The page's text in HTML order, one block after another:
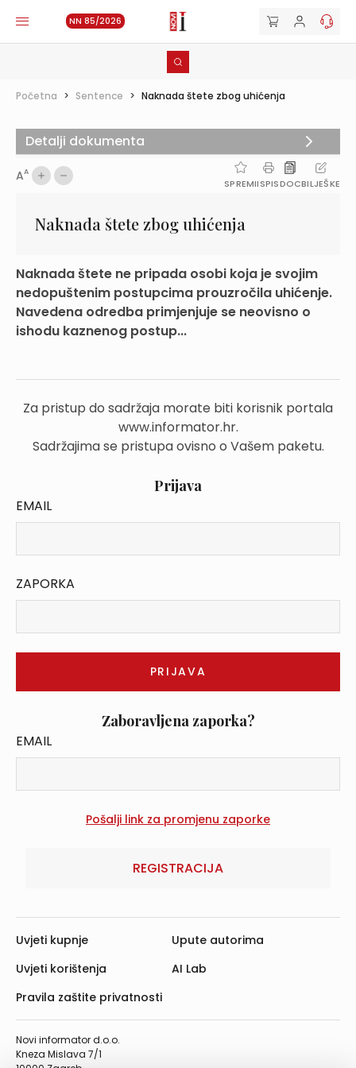
NN 85/2026
Početna > Sentence > Naknada štete zbog uhićenja
AA
SPREMIISPISDOCBILJEŠKE
Naknada štete zbog uhićenja
Naknada štete ne pripada osobi koja je svojim
nedopuštenim postupcima prouzročila uhićenje.
Navedena odredba primjenjuje se neovisno o
ishodu kaznenog postup...
Za pristup do sadržaja morate biti korisnik portala
www.informator.hr.
Sadržajima se pristupa ovisno o Vašem paketu.
Prijava
EMAIL
ZAPORKA
Zaboravljena zaporka?
EMAIL
REGISTRACIJA
Detalji dokumenta
Novi informator d.o.o.
Kneza Mislava 7/1
Uvjeti kupnje
Uvjeti korištenja
Pravila zaštite privatnosti
Upute autorima
AI Lab